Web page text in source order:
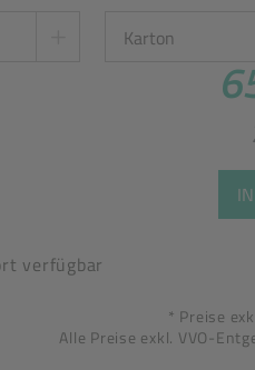
verfügbar
* Preise
Alle Preise exkl. VVO-